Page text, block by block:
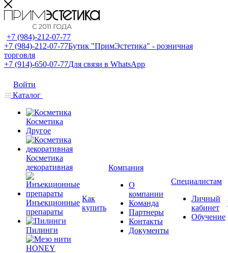
+7 (984)-212-07-77
+7 (984)-212-07-77Бутик "ПримЭстетика" - розничная
торговля
+7 (914)-650-07-77Для связи в WhatsApp
Войти
Каталог
Косметика
Другое
Косметика
декоративная
Инъекционные
препараты
Пилинги
Как
купить
Компания
О
компании
Команда
Партнеры
Контакты
Документы
Специалистам
Личный
кабинет
Обучение